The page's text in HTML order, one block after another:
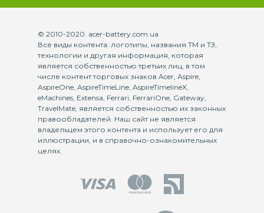
© 2010-2020. acer-battery.com.ua
Все виды контента: логотипы, названия ТМ и ТЗ,
технологии и другая информация, которая
является собственностью третьих лиц, в том
числе контент торговых знаков Acer, Aspire,
AspireOne, AspireTimeLine, AspireTimelineX,
eMachines, Extensa, Ferrari, FerrariOne, Gateway,
TravelMate, является собственностью их законных
правообладателей. Наш сайт не является
владельцем этого контента и использует его для
иллюстрации, и в справочно-ознакомительных
целях.